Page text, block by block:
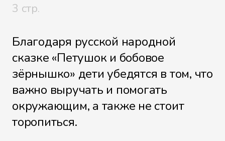
3 стр.
Благодаря русской народной
сказке «Петушок и бобовое
зёрнышко» дети убедятся в том, что
важно выручать и помогать
окружающим, а также не стоит
торопиться.